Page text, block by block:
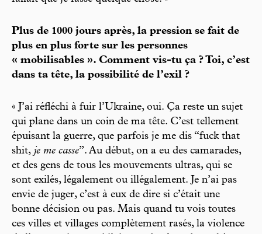
Plus de 1000 jours après, la pression se fait de
plus en plus forte sur les personnes
« mobilisables ». Comment vis-tu ça ? Toi, c’est
dans ta tête, la possibilité de l’exil ?
« J’ai réfléchi à fuir l’Ukraine, oui. Ça reste un sujet
qui plane dans un coin de ma tête. C’est tellement
épuisant la guerre, que parfois je me dis “fuck that
shit, je me casse”. Au début, on a eu des camarades,
et des gens de tous les mouvements ultras, qui se
sont exilés, légalement ou illégalement. Je n’ai pas
envie de juger, c’est à eux de dire si c’était une
bonne décision ou pas. Mais quand tu vois toutes
ces villes et villages complètement rasés, la violence